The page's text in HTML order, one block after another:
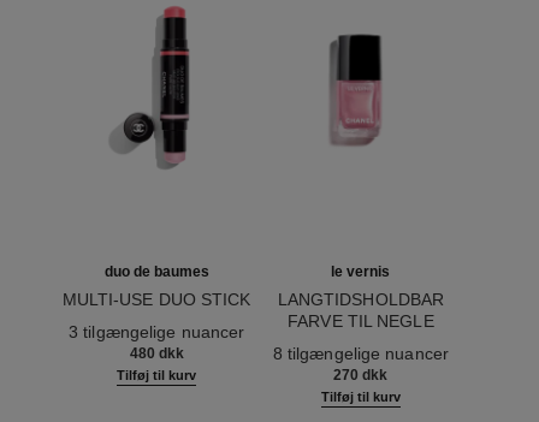
duo de baumes
MULTI-USE DUO STICK
Ref. 151608
3 tilgængelige nuancer
480 dkk
Tilføj til kurv
le vernis
LANGTIDSHOLDBAR
FARVE TIL NEGLE
Ref. 179413
8 tilgængelige nuancer
270 dkk
Tilføj til kurv